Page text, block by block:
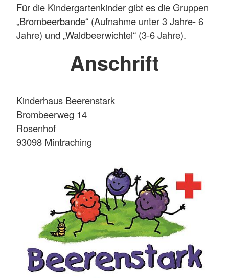
Für die Kindergartenkinder gibt es die Gruppen
„Brombeerbande“ (Aufnahme unter 3 Jahre- 6
Jahre) und „Waldbeerwichtel“ (3-6 Jahre).
Anschrift
Kinderhaus Beerenstark
Brombeerweg 14
Rosenhof
93098 Mintraching